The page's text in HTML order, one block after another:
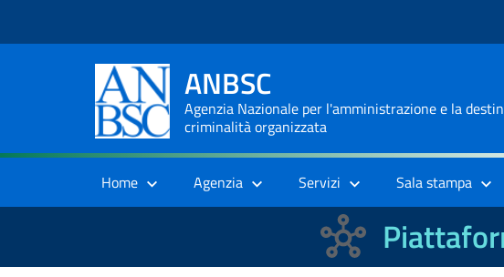
ANBSC
Agenzia Nazionale per l'amministrazione e la
criminalità organizzata
Home Agenzia Servizi Sala stampa